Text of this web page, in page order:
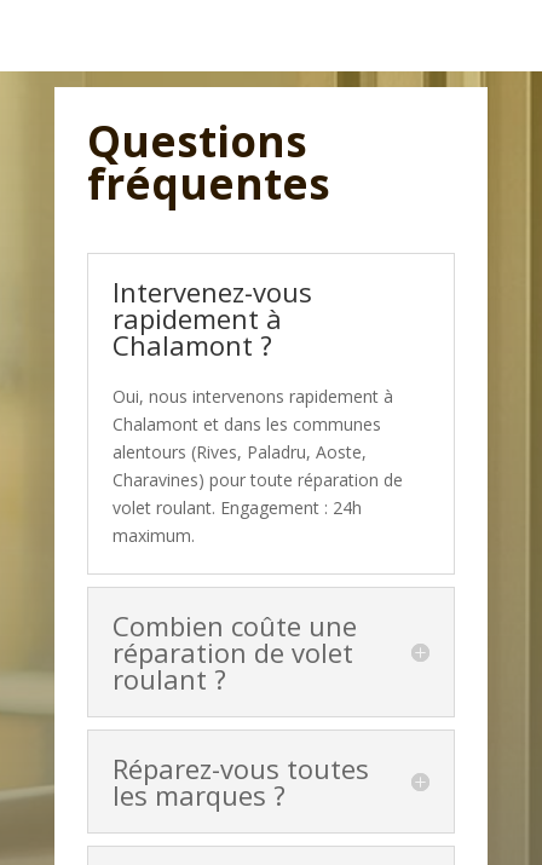
Questions
fréquentes
Intervenez-vous
rapidement à
Chalamont ?
Oui, nous intervenons rapidement à
Chalamont et dans les communes
alentours (Rives, Paladru, Aoste,
Charavines) pour toute réparation de
volet roulant. Engagement : 24h
maximum.
Combien coûte une
réparation de volet
roulant ?
Réparez-vous toutes
les marques ?